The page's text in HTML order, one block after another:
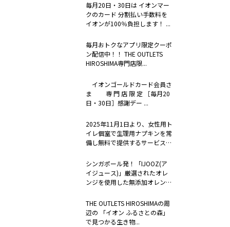
毎月20日・30日は イオンマー
クのカード 分割払い手数料を
イオンが100％負担します！ ...
毎月おトクなアプリ限定クーポ
ン配信中！！ THE OUTLETS
HIROSHIMA専門店限...
イオンゴールドカード会員さ
ま 専 門 店 限 定 ［毎月20
日・30日］感謝デー ...
2025年11月1日より、女性用ト
イレ個室で生理用ナプキンを常
備し無料で提供するサービス
シンガポール発！「IJOOZ(ア
イジュース)」厳選されたオレ
ンジを使用した無添加オレンジ
THE OUTLETS HIROSHIMAの周
辺の 「イオン ふるさとの森」
で見つかる生き物...